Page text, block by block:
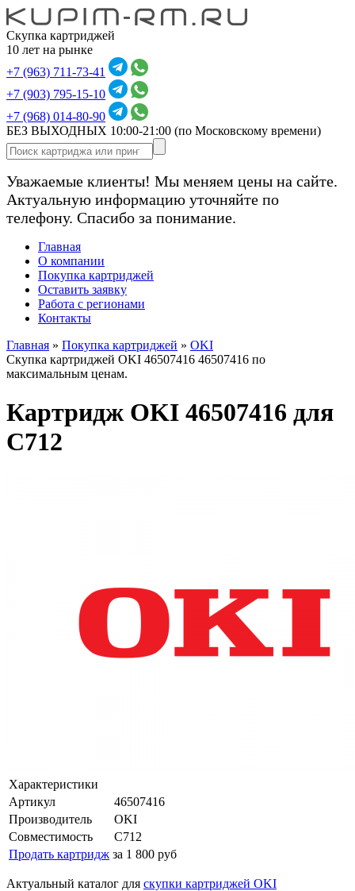
Скупка картриджей
10 лет на рынке
+7 (963) 711-73-41
+7 (903) 795-15-10
+7 (968) 014-80-90
БЕЗ ВЫХОДНЫХ 10:00-21:00 (по Московскому времени)
Уважаемые клиенты! Мы меняем цены на сайте.
Актуальную информацию уточняйте по
телефону. Спасибо за понимание.
Главная
О компании
Покупка картриджей
Оставить заявку
Работа с регионами
Контакты
Главная » Покупка картриджей » OKI
Скупка картриджей OKI 46507416 46507416 по
максимальным ценам.
Картридж OKI 46507416 для
C712
Характеристики
Артикул
46507416
Производитель
OKI
Совместимость
C712
Продать картридж за 1 800 руб
Актуальный каталог для скупки картриджей OKI